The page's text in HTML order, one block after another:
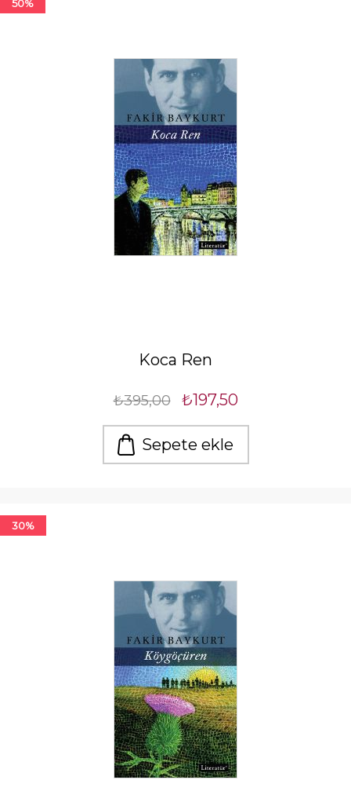
50%
Koca Ren
₺395,00 ₺197,50
Sepete ekle
30%